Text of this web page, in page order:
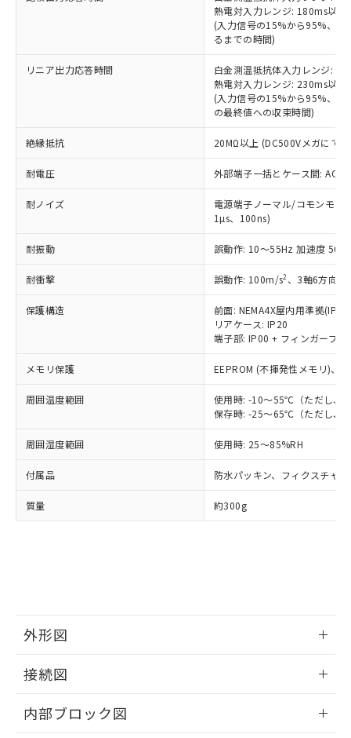
熱電対入力レンジ: 180ms以下
(入力信号の15%から95%、ま
るまでの時間)
リニア出力応答時間
白金測温抵抗体入力レンジ:
熱電対入力レンジ: 230ms以下
(入力信号の15%から95%、ま
の最終値への収束時間)
絶縁抵抗 20MΩ以上 (DC500Vメガにて)
耐電圧 外部端子一括とケース間:
耐ノイズ
電源端子ノーマル/コモンモ
1µs、100ns)
耐振動 誤動作: 10～55Hz 加速度
耐衝撃 誤動作: 100m/s2 、3軸6方向
保護構造
前面: NEMA4X屋内用準拠
リアケース: IP20
端子部: IP00 + フィンガープ
メモリ保護 EEPROM (不揮発性メモリ)、
周囲温度範囲
使用時: -10～55℃（ただし、
保存時: -25～65℃（ただし、
周囲湿度範囲 使用時: 25～85%RH
付属品 防水パッキン、フィクスチャ
質量 約300g
外形図
接続図
内部ブロック図
本サービスは、当社制御機器事業取扱
商品の当社在庫状況および標準価格
(税抜)を提供させていただくもので
す。
当社制御機器事業取扱商品の中には、
本サービスの対象外となる商品もある
ことをご了承ください。
在庫状況および標準価格照会結果は、
記載している更新日時点での社内デー
タに基づき作成されるものであり、閲
覧された時点での実際の在庫および標
準価格とは異なる場合があることをご
正式な納期状況および標準価格はお客
様のお取引先、またはお客様担当のオ
ムロン制御機器販売店・当社販売員に
オムロン制御機器販売店や当社販売拠
販売ネットワーク
」をご確認
在庫状況および標準価格結果を当社の
事前の承諾なく第三者に漏洩または開
示しないようお願いします。
マイパーツ機能（部品リスト作成サー
ビス）をご利用いただくには、I-Web
メンバーズにご登録されている必要が
お客様が当ウェブサイト上で当社にご
登録された部品リストについて、当社
および当社の共同利用者が、当社の製
品・サービスに関するお客様との取
指します。
調査・確認中：EU RoHS指令（10物質）の
非含有の対応状況を調査中または確認中の
非該当品：ライセンス料など無形物で、有
害物質有無と関係のない商品です。
仕入先様の事情により、非含有部品として
いたものが、含有品と判明した場合などや
鉛(Pb) 1000ppm以下、 水銀(Hg) 1000ppm以下、 カド
六価クロム(Cr(Ⅵ)) 1000ppm以下、ポリ臭化ビフェニル
類(PBB) 1000ppm以下、ポリ臭化ジフェニルエーテル類
(PBDE) 1000ppm以下、フタル酸ビス(2-エチルヘキシ
ル) (DEHP)(別名：DOP) 1000ppm以下、フタル酸ブチ
ルベンジル（BBP） 1000ppm以下、フタル酸ジブチル
（DBP） 1000ppm以下、フタル酸ジイソブチル
但し、RoHS指令で産業用監視および制御機器に対する
フタル酸エステル類の４物質については閾値を超える意
図的な使用がないことを確認しています。
※2 対応予定月
部品在庫の切り替え状況などにより、予定
月が前後することがあります。
※3 非含有証明書ダウンロード
下記の非含有証明書をダウンロードするこ
るもので、過去に遡って非含有を証明する
ものではありません。
また、RoHS指令のフタル酸エステル類４
荷製品に未対応品が混在することから備考
欄に対応日を記載しておりました。
既に当社にて対応品への在庫切替を完了
していることから、特段のことがない限
「○」：最大均質材料含有率が中国RoHSの
基準値以下であることを示します。
「×」：最大均質材料含有率が中国RoHSの
基準値を超えていることを示します。
「－」：未確認です。当社販売部門へお問
い合わせください。
*中国RoHS10物質の基準値 (GB/T26572)：
Pb(鉛) :1000ppm、 Hg(水銀) : 1000ppm、 Cd(カドミウ
ム) : 100ppm、
Cr(Ⅵ)(六価クロム) : 1000ppm、 PBBs(ポリ臭化ビフェ
ニル類) : 1000ppm、 PBDEs(ポリ臭化ジフェニルエーテ
DBP(フタル酸ジブチル) : 1000ppm、 DIBP(フタル酸ジ
イソブチル) : 1000ppm、 BBP(フタル酸ブチルベンジ
DEHP(フタル酸ビス(2-エチルヘキシル)) : 1000ppm
「ｅ」：有害物質（10物質）のすべてが基
準値以下であることを示します。
「10」：通常の使用状況下において有害物
質が外部に漏えいし、環境に深刻な影響を
及ぼさない年数を意味します。
「－」：未確認です。当社販売部門へお問
当社は、これら貴社製品のうち、外国
為替および外国貿易法に定める商品
（以下｢規制貨物等」という）を輸出
または国外への提供する場合は、日本
国政府の輸出許可(または役務取引許
可)を取得するなどの必要な手続きを
当社は規制貨物を破棄する場合は、完
全に破砕するなど、違法に輸出されな
いよう必要な手段を講じます。
当社は貴社製品を、核兵器、ミサイ
武器並びにこれらの製造装置等に一切
当社は、貴社製品を第三者に販売する
場合は、上記1、2および3の内容を当
該第三者に通知します。また当社は、
販売先および販売に係わる関係者が違
法に輸出するおそれがある場合は、取
り引きをいたしません。
一定数以上の在庫あり
一定数には満たないが在庫あり
在庫なし(最新の在庫状況につ
いては、お客様のお取引先、ま
たはお客様担当のオムロン制御
機器販売店・当社販売員にご確
空
受注生産機種、また在庫状況の